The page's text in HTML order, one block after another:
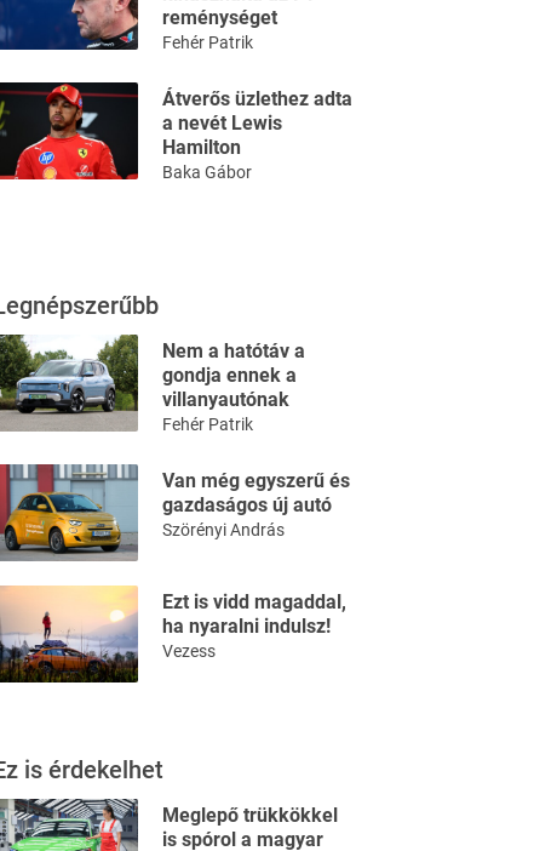
reménységet
Fehér Patrik
Átverős üzlethez adta
a nevét Lewis
Hamilton
Baka Gábor
Nem a hatótáv a
gondja ennek a
villanyautónak
Fehér Patrik
Van még egyszerű és
gazdaságos új autó
Szörényi András
Ezt is vidd magaddal,
ha nyaralni indulsz!
Vezess
is érdekelhet
Meglepő trükkökkel
is spórol a magyar